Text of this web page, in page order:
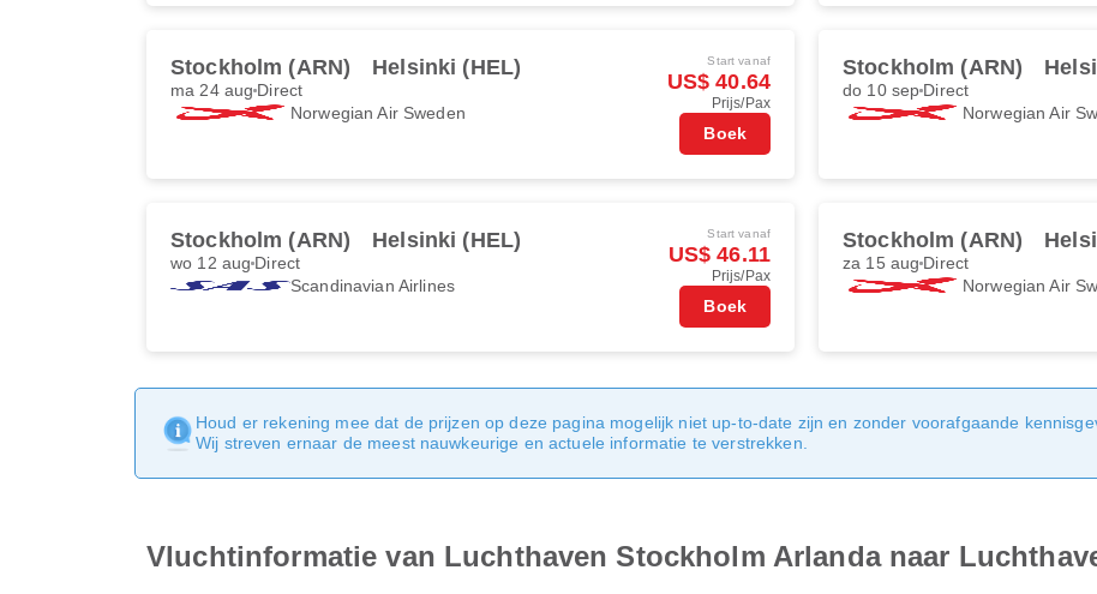
Stockholm (ARN) Helsinki (HEL)
ma 24 aug Direct
Norwegian Air Sweden
Start vanaf
US$ 40.64
Prijs/Pax
Boek
Stockholm (ARN)
do 10 sep Direct
Norwegian Air
Stockholm (ARN) Helsinki (HEL)
wo 12 aug Direct
Scandinavian Airlines
Start vanaf
US$ 46.11
Prijs/Pax
Boek
Stockholm (ARN)
za 15 aug Direct
Norwegian Air
Houd er rekening mee dat de prijzen op deze pagina mogelijk niet up-to-date zijn en zonder voorafgaande
Wij streven ernaar de meest nauwkeurige en actuele informatie te verstrekken.
Vluchtinformatie van Luchthaven Stockholm Arlanda naar